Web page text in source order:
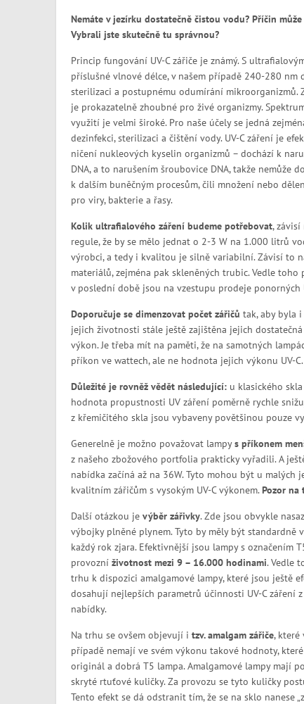
Nemáte v jezírku dostatečně čistou vodu? Příčin
Vybrali jste skutečně tu správnou?
Princip fungování UV-C zářiče je známý. S
příslušné vlnové délce, v našem případě 240-280 nm
sterilizaci a postupnému odumírání mikroorganizmů.
je prokazatelně zhoubné pro živé organizmy.
využití je velmi široké. Pro naše účely se jedná
dezinfekci, sterilizaci a čištění vody. UV-C záření je
ničení nukleových kyselin organizmů – dochází k
DNA, a to narušením šroubovice DNA, takže nemůže
k dalším buněčným procesům, čili množení nebo
pro viry, bakterie a řasy.
Kolik ultrafialového záření budeme potřebovat,
regule, že by se mělo jednat o 2-3 W na 1.000 litrů
výrobci, a tedy i kvalitou je silně variabilní. Závisí to
materiálů, zejména pak skleněných trubic. Vedle
v poslední době jsou na vzestupu prodeje ponorných
Doporučuje se dimenzovat počet zářičů tak, aby byla
jejich životnosti stále ještě zajištěna jejich
výkon. Je třeba mít na paměti, že na samotných
příkon ve wattech, ale ne hodnota jejich výkonu UV-C.
Důležité je rovněž vědět následující:u klasického skla
hodnota propustnosti UV záření poměrně rychle
z křemičitého skla jsou vybaveny povětšinou pouze
Generelně je možno považovat lampys příkonem
z našeho zbožového portfolia prakticky vyřadili. A
nabídka začíná až na 36W. Tyto mohou být u
kvalitním zářičům s vysokým UV-C výkonem.Pozor na
Další otázkou je výběr zářivky. Zde jsou obvykle
výbojky plněné plynem. Tyto by měly být standardně
každý rok zjara. Efektivnější jsou lampy s označením
provozní životnost mezi 9 – 16.000 hodinami. Vedle
trhu k dispozici amalgamové lampy, které jsou ještě
dosahují nejlepších parametrů účinnosti UV-C záření
nabídky.
Na trhu se ovšem objevují i tzv. amalgam zářiče, které
případě nemají ve svém výkonu takové hodnoty, které
originál a dobrá T5 lampa. Amalgamové lampy mají
skryté rtuťové kuličky. Za provozu se tyto kuličky
Tento efekt se dá odstranit tím, že se na sklo nanese